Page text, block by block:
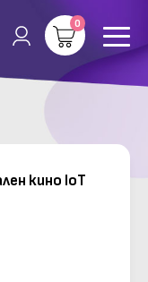
0
кино IoT